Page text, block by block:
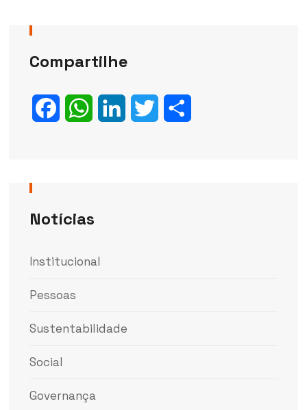
Compartilhe
FacebookWhatsAppLinkedIn Twitter
Notícias
Institucional
Pessoas
Sustentabilidade
Social
Governança